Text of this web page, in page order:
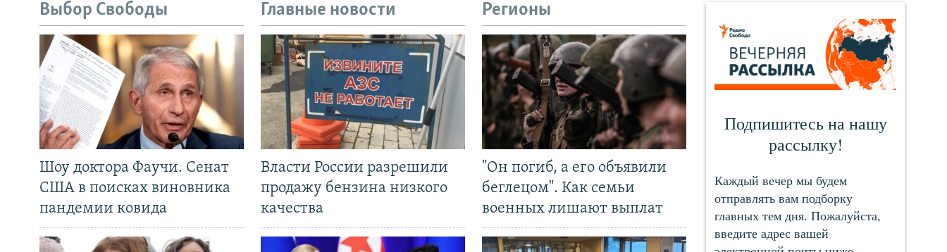
Выбор Свободы
Шоу доктора Фаучи. Сенат
США в поисках виновника
пандемии ковида
Главные новости
Власти России разрешили
продажу бензина низкого
качества
Регионы
"Он погиб, а его объявили
беглецом". Как семьи
военных лишают выплат